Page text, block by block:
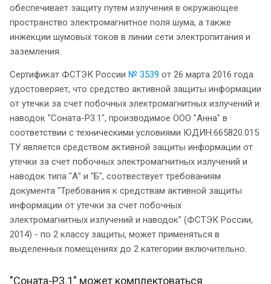
обеспечивает защиту путем излучения в окружающее
пространство электромагнитное поля шума, а также
инжекции шумовых токов в линии сети электропитания и
заземления.
Сертификат ФСТЭК России № 3539 от 26 марта 2016 года
удостоверяет, что средство активной защиты информации
от утечки за счет побочных электромагнитных излучений и
наводок "Соната-Р3.1", производимое ООО "Анна" в
соответствии с техническими условиями ЮДИН.665820.015
ТУ является средством активной защиты информации от
утечки за счет побочных электромагнитных излучений и
наводок типа "А" и "Б", соотвествует требованиям
документа "Требования к средствам активной защиты
информации от утечки за счет побочных
электромагнитных излучений и наводок" (ФСТЭК России,
2014) - по 2 классу защиты, может применяться в
выделенных помещениях до 2 категории включительно.
"Соната-Р3.1" может комплектоваться